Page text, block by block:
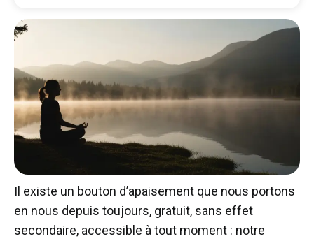
Il existe un bouton d’apaisement que nous portons
en nous depuis toujours, gratuit, sans effet
secondaire, accessible à tout moment : notre